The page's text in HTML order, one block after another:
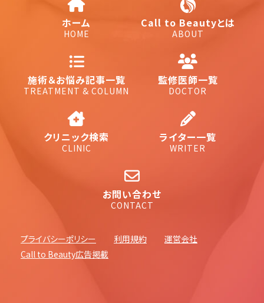
ホーム
HOME
Call to Beautyとは
ABOUT
施術＆お悩み記事一覧
TREATMENT & COLUMN
監修医師一覧
DOCTOR
クリニック検索
CLINIC
ライター一覧
WRITER
お問い合わせ
CONTACT
プライバシーポリシー 利用規約
運営会社
Call to Beauty広告掲載